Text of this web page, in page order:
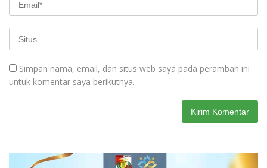
Simpan nama, email, dan situs web saya pada peramban ini
untuk komentar saya berikutnya.